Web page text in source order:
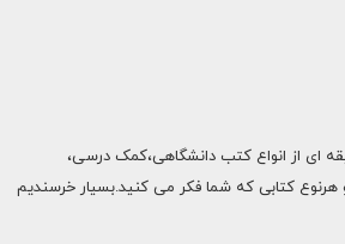
ای از انواع کتب دانشگاهی،کمک درسی،
هرنوع کتابی که شما فکر می کنید.بسیار خرسندیم